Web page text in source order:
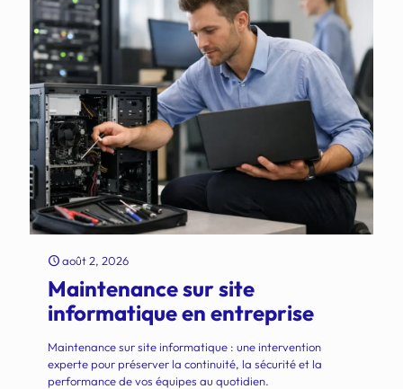
août 2, 2026
Maintenance sur site
informatique en entreprise
Maintenance sur site informatique : une intervention
experte pour préserver la continuité, la sécurité et la
performance de vos équipes au quotidien.